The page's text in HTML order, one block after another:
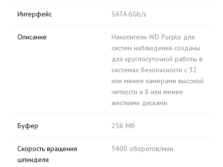
Интерфейс SATA 6Gb/s
Описание
Накопители WD Purple для
систем наблюдения созданы
для круглосуточной работы в
системах безопасности с 32
или менее камерами высокой
четкости и 8 или менее
жесткими дисками
Буфер 256 Мб
Скорость вращения
шпинделя
5400 оборотов/мин